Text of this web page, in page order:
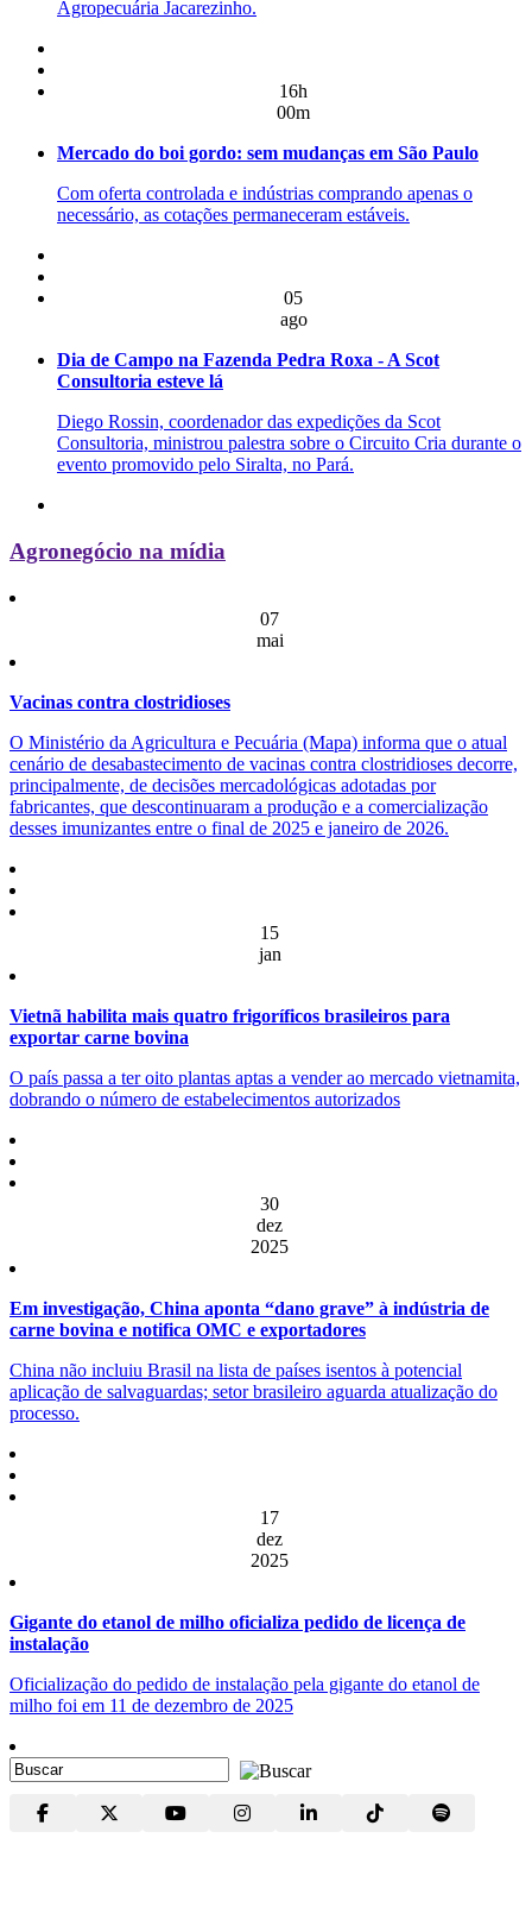
Agropecuária Jacarezinho.
16h
00m
Mercado do boi gordo: sem mudanças em São Paulo
Com oferta controlada e indústrias comprando apenas o
necessário, as cotações permaneceram estáveis.
05
ago
Dia de Campo na Fazenda Pedra Roxa - A Scot
Consultoria esteve lá
Diego Rossin, coordenador das expedições da Scot
Consultoria, ministrou palestra sobre o Circuito Cria durante o
evento promovido pelo Siralta, no Pará.
Agronegócio na mídia
07
mai
Vacinas contra clostridioses
O Ministério da Agricultura e Pecuária (Mapa) informa que o atual
cenário de desabastecimento de vacinas contra clostridioses decorre,
principalmente, de decisões mercadológicas adotadas por
fabricantes, que descontinuaram a produção e a comercialização
desses imunizantes entre o final de 2025 e janeiro de 2026.
15
jan
Vietnã habilita mais quatro frigoríficos brasileiros para
exportar carne bovina
O país passa a ter oito plantas aptas a vender ao mercado vietnamita,
dobrando o número de estabelecimentos autorizados
30
dez
2025
Em investigação, China aponta “dano grave” à indústria de
carne bovina e notifica OMC e exportadores
China não incluiu Brasil na lista de países isentos à potencial
aplicação de salvaguardas; setor brasileiro aguarda atualização do
processo.
17
dez
2025
Gigante do etanol de milho oficializa pedido de licença de
instalação
Oficialização do pedido de instalação pela gigante do etanol de
milho foi em 11 de dezembro de 2025